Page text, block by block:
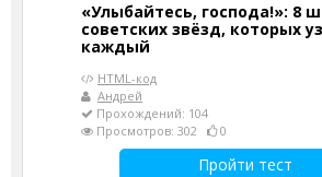
«Улыбайтесь, господа!»: 8
советских звёзд, которых
каждый
HTML-код
Андрей
Прохождений: 104
Просмотров: 302
0
Пройти тест